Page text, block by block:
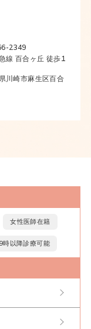
2349
線 百合ヶ丘 徒歩1
川崎市麻生区百合
女性医師在籍
時以降診療可能